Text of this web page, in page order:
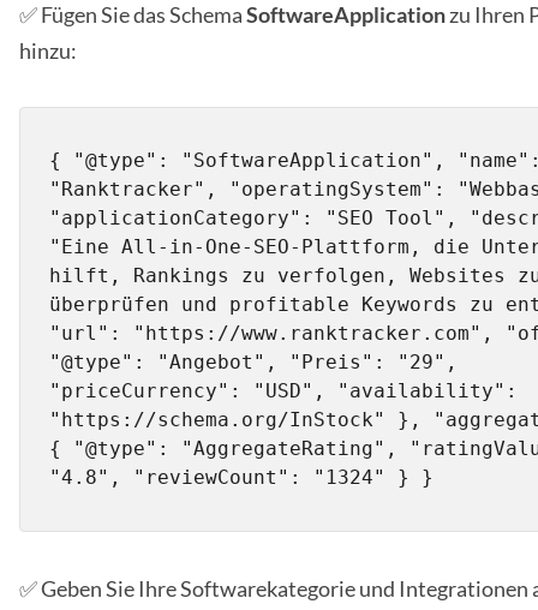
✅ Fügen Sie das SchemaSoftwareApplicationzu Ihren
hinzu:
{ "@type": "SoftwareApplication",
"Ranktracker", "operatingSystem":
"applicationCategory": "SEO Tool",
"Eine All-in-One-SEO-Plattform, die
hilft, Rankings zu verfolgen, Websites
überprüfen und profitable Keywords zu
"url": "https://www.ranktracker.com",
"@type": "Angebot", "Preis": "29",
"priceCurrency": "USD", "availability":
"https://schema.org/InStock" },
{ "@type": "AggregateRating",
"4.8", "reviewCount": "1324" } }
✅ Geben Sie Ihre Softwarekategorie und